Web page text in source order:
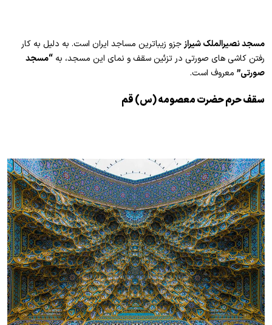
مسجد نصیرالملک شیرازجزو زیباترین مساجد ایران است. به دلیل به کار
رفتن کاشی های صورتی در تزئین سقف و نمای این مسجد، به “مسجد
صورتی” معروف است.
سقف حرم حضرت معصومه (س) قم